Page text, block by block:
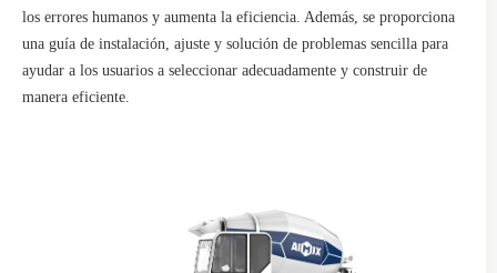
los errores humanos y aumenta la eficiencia. Además, se proporciona
una guía de instalación, ajuste y solución de problemas sencilla para
ayudar a los usuarios a seleccionar adecuadamente y construir de
manera eficiente.